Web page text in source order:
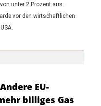
unter 2 Prozent aus.
vor den wirtschaftlichen
EU-
billiges Gas